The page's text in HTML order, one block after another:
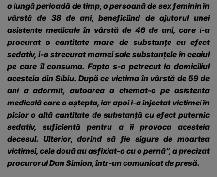
o lungă perioadă de timp, o persoană de sex feminin în
vârstă de 38 de ani, beneficiind de ajutorul unei
asistente medicale în vârstă de 46 de ani, care i-a
procurat o cantitate mare de substanțe cu efect
sedativ, i-a strecurat mamei sale substanțele în ceaiul
pe care îl consuma. Fapta s-a petrecut la domiciliul
acesteia din Sibiu. După ce victima în vârstă de 59 de
ani a adormit, autoarea a chemat-o pe asistenta
medicală care o aștepta, iar apoi i-a injectat victimei în
picior o altă cantitate de substanță cu efect puternic
sedativ, suficientă pentru a îi provoca acesteia
decesul. Ulterior, dorind să fie sigure de moartea
victimei, cele două au asfixiat-o cu o pernă”, a precizat
procurorul Dan Simion, într-un comunicat de presă.